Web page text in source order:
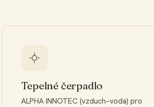
Tepelné čerpadlo
ALPHA INNOTEC (vzduch–voda) pro